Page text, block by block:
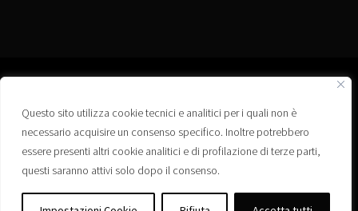
Questo sito utilizza cookie tecnici e analitici per i quali non è
necessario acquisire un consenso specifico. Inoltre potrebbero
essere presenti altri cookie analitici e di profilazione di terze parti,
questi saranno attivi solo dopo il consenso.
Associazione “Corti a Ponte” APS
Via Wagner, 42 - 35020 Ponte San Nicolò (PD)
C.F. 92223660280
Privacy policy
Registro delle Associazioni di Promozione Sociale – Regione Veneto –